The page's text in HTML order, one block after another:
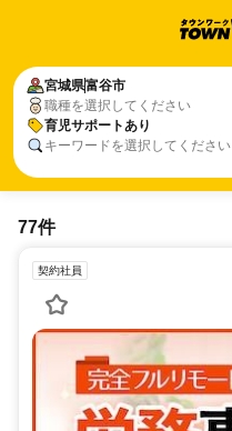
宮城県富谷市
職種を選択してください
育児サポートあり
キーワードを選択してください
77件
契約社員